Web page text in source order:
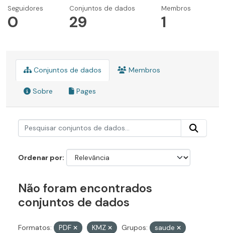
Seguidores
0
Conjuntos de dados
29
Membros
1
Conjuntos de dados Membros
Sobre Pages
Ordenar por
Não foram encontrados
conjuntos de dados
Formatos: PDF KMZ Grupos:
saude